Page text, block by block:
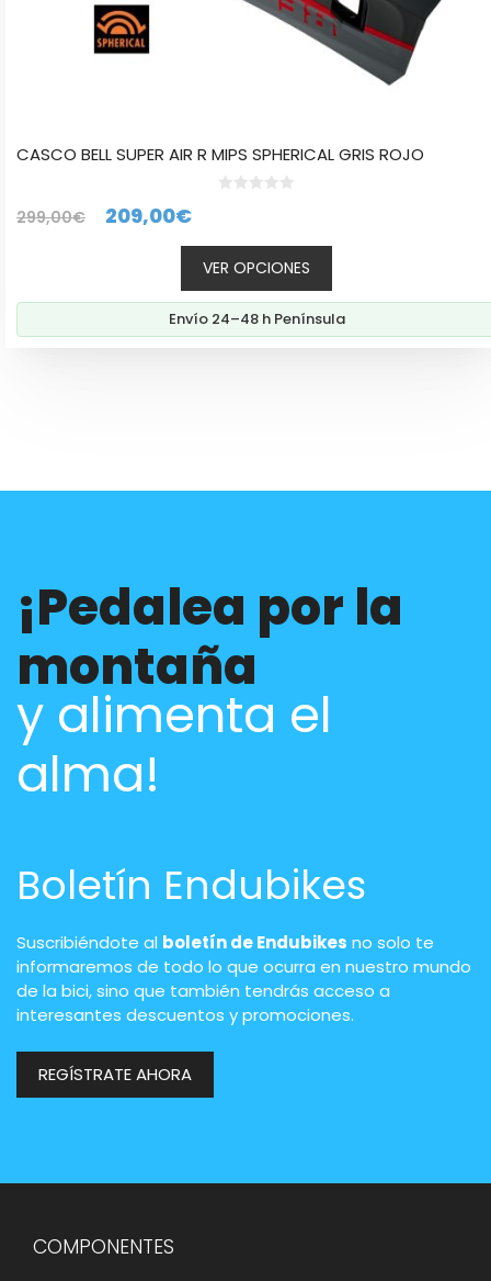
CASCO BELL SUPER AIR R MIPS SPHERICAL GRIS ROJO
299,00€
El
era:
299,00€.
209,00€El
precio
actual
es:
209,00€.
VER OPCIONES
Envío 24–48 h Península
¡Pedalea por la
montaña
y alimenta el
alma!
Boletín Endubikes
Suscribiéndote al boletín de Endubikes no solo te
informaremos de todo lo que ocurra en nuestro mundo
de la bici, sino que también tendrás acceso a
interesantes descuentos y promociones.
REGÍSTRATE AHORA
COMPONENTES